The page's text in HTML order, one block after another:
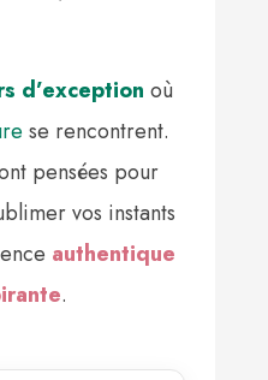
d’exception où
se rencontrent.
pensées pour
vos instants
authentique
.